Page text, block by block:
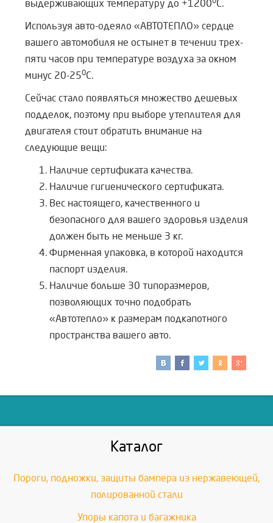
выдерживающих температуру до +1200 С.
Используя авто-одеяло «АВТОТЕПЛО» сердце
вашего автомобиля не остынет в течении трех-
пяти часов при температуре воздуха за окном
минус 20-250С.
Сейчас стало появляться множество дешевых
подделок, поэтому при выборе утеплителя для
двигателя стоит обратить внимание на
следующие вещи:
Наличие сертификата качества.
Наличие гигиенического сертификата.
Вес настоящего, качественного и
безопасного для вашего здоровья изделия
должен быть не меньше 3 кг.
Фирменная упаковка, в которой находится
паспорт изделия.
Наличие больше 30 типоразмеров,
позволяющих точно подобрать
«Автотепло» к размерам подкапотного
пространства вашего авто.
Каталог
Пороги, подножки, защиты бампера из нержавеющей,
полированной стали
Упоры капота и багажника